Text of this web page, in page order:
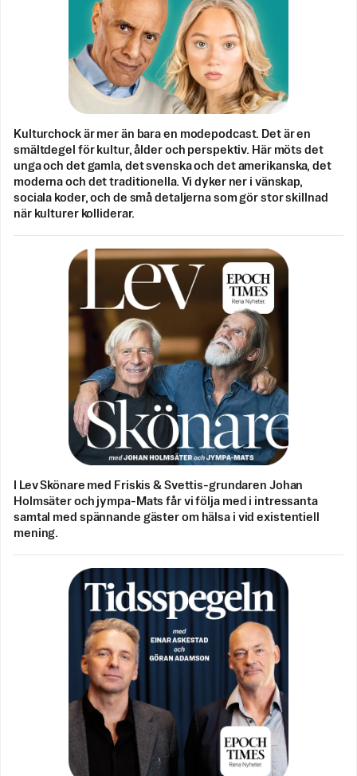
Kulturchock är mer än bara en modepodcast. Det är en
smältdegel för kultur, ålder och perspektiv. Här möts det
unga och det gamla, det svenska och det amerikanska, det
moderna och det traditionella. Vi dyker ner i vänskap,
sociala koder, och de små detaljerna som gör stor skillnad
när kulturer kolliderar.
I Lev Skönare med Friskis & Svettis-grundaren Johan
Holmsäter och jympa-Mats får vi följa med i intressanta
samtal med spännande gäster om hälsa i vid existentiell
mening.